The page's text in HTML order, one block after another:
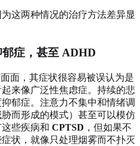
这两种情况的治疗方法差异显
症，甚至 ADHD
面，其症状很容易被误认为是
来像广泛性焦虑症。持续的悲
郁症。注意力不集中和情绪调
而形成的模式）甚至可以模仿
些疾病和 CPTSD ，但如果不
状，就像只处理烟雾而不扑灭